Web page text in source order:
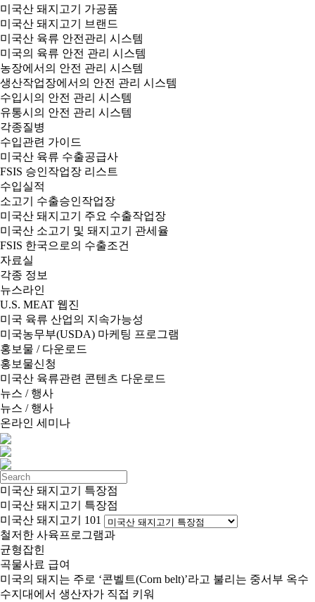
미국산 돼지고기 가공품
미국산 돼지고기 브랜드
미국산 육류 안전관리 시스템
미국의 육류 안전 관리 시스템
농장에서의 안전 관리 시스템
생산작업장에서의 안전 관리 시스템
수입시의 안전 관리 시스템
유통시의 안전 관리 시스템
각종질병
수입관련 가이드
미국산 육류 수출공급사
FSIS 승인작업장 리스트
수입실적
소고기 수출승인작업장
미국산 돼지고기 주요 수출작업장
미국산 소고기 및 돼지고기 관세율
FSIS 한국으로의 수출조건
자료실
각종 정보
뉴스라인
U.S. MEAT 웹진
미국 육류 산업의 지속가능성
미국농무부(USDA) 마케팅 프로그램
홍보물 / 다운로드
홍보물신청
미국산 육류관련 콘텐츠 다운로드
뉴스 / 행사
뉴스 / 행사
온라인 세미나
미국산 돼지고기 특장점
미국산 돼지고기 특장점
미국산 돼지고기 101
철저한 사육프로그램과
균형잡힌
곡물사료 급여
미국의 돼지는 주로 ‘콘벨트(Corn belt)’라고 불리는 중서부 옥수
수지대에서 생산자가 직접 키워